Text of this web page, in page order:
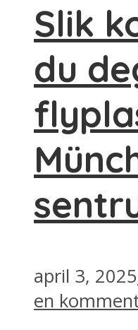
Slik
du
april 3, 2025
en